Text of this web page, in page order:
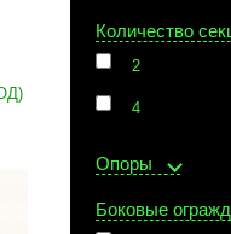
Количество
2
4
Опоры
Боковые